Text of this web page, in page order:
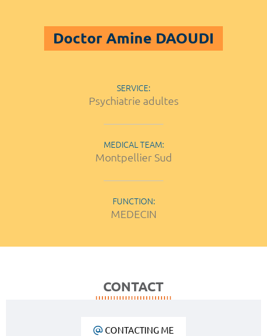
Doctor Amine DAOUDI
SERVICE:
Psychiatrie adultes
MEDICAL TEAM:
Montpellier Sud
FUNCTION:
MEDECIN
CONTACT
CONTACTING ME